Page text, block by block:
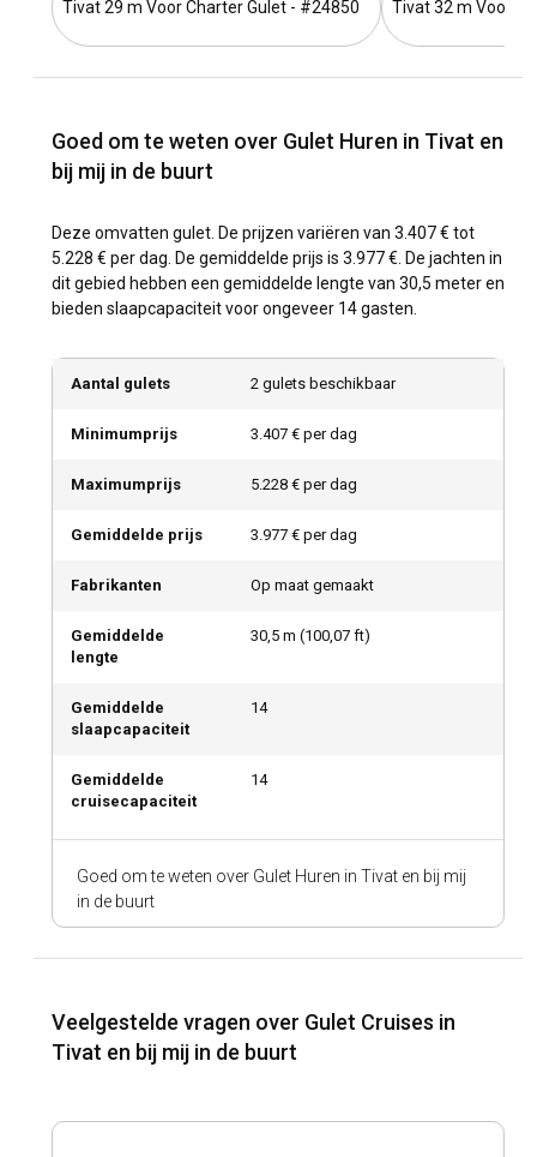
Tivat 29 m Voor Charter Gulet - #24850 Tivat 32 m Voor
Goed om te weten over Gulet Huren in Tivat en
bij mij in de buurt
Deze omvatten gulet. De prijzen variëren van 3.407 € tot
5.228 € per dag. De gemiddelde prijs is 3.977 €. De jachten in
dit gebied hebben een gemiddelde lengte van 30,5 meter en
bieden slaapcapaciteit voor ongeveer 14 gasten.
Goed om te weten over Gulet Huren in Tivat en bij mij
in de buurt
Aantal gulets 2 gulets beschikbaar
Minimumprijs 3.407 € per dag
Maximumprijs 5.228 € per dag
Gemiddelde prijs 3.977 € per dag
Fabrikanten Op maat gemaakt
Gemiddelde
lengte
30,5 m (100,07 ft)
Gemiddelde
slaapcapaciteit
14
Gemiddelde
cruisecapaciteit
14
Veelgestelde vragen over Gulet Cruises in
Tivat en bij mij in de buurt